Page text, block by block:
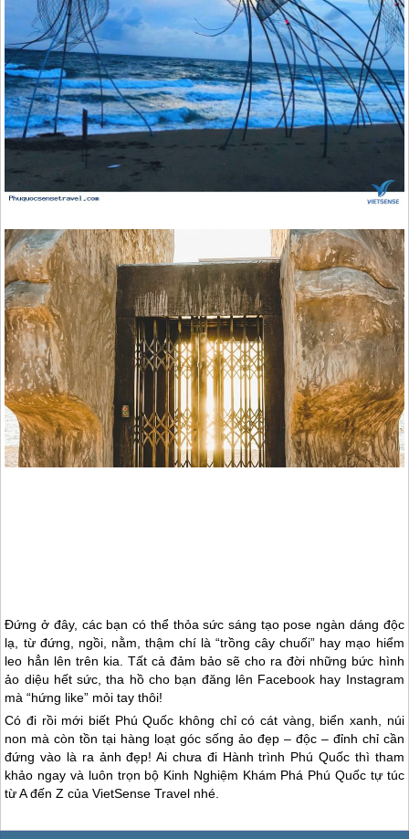
Đứng ở đây, các bạn có thể thỏa sức sáng tạo pose ngàn dáng độc
lạ, từ đứng, ngồi, nằm, thậm chí là “trồng cây chuối” hay mạo hiểm
leo hẳn lên trên kia. Tất cả đảm bảo sẽ cho ra đời những bức hình
ảo diệu hết sức, tha hồ cho bạn đăng lên Facebook hay Instagram
mà “hứng like” mỏi tay thôi!
Có đi rồi mới biết Phú Quốc không chỉ có cát vàng, biển xanh, núi
non mà còn tồn tại hàng loạt góc sống ảo đẹp – độc – đỉnh chỉ cần
đứng vào là ra ảnh đẹp! Ai chưa đi Hành trình Phú Quốcthì tham
khảo ngay và luôn trọn bộ Kinh Nghiệm Khám Phá Phú Quốc tự túc
từ A đến Z của VietSense Travel nhé.